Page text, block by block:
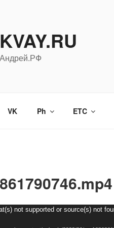
KVAY.RU
Андрей.РФ
VK Ph ETC
not supported or source(s) not